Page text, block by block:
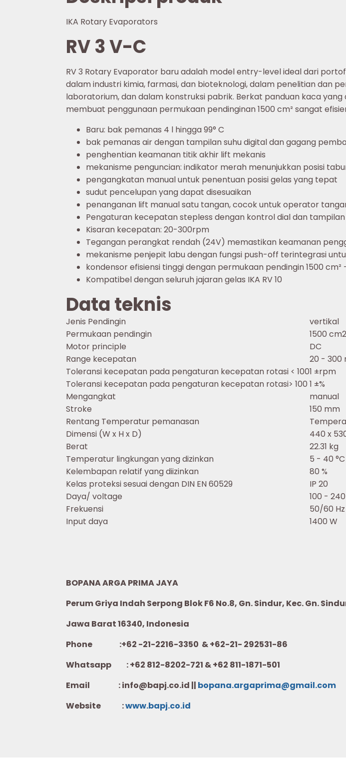
IKA Rotary Evaporators
RV 3 V-C
RV 3 Rotary Evaporator baru adalah model entry-level ideal dari
dalam industri kimia, farmasi, dan bioteknologi, dalam penelitian dan
laboratorium, dan dalam konstruksi pabrik. Berkat panduan kaca
membuat penggunaan permukaan pendinginan 1500 cm² sangat
Baru: bak pemanas 4 l hingga 99° C
bak pemanas air dengan tampilan suhu digital dan gagang
penghentian keamanan titik akhir lift mekanis
mekanisme penguncian: indikator merah menunjukkan posisi
pengangkatan manual untuk penentuan posisi gelas yang tepat
sudut pencelupan yang dapat disesuaikan
penanganan lift manual satu tangan, cocok untuk operator
Pengaturan kecepatan stepless dengan kontrol dial dan
Kisaran kecepatan: 20-300rpm
Tegangan perangkat rendah (24V) memastikan keamanan
mekanisme penjepit labu dengan fungsi push-off terintegrasi
kondensor efisiensi tinggi dengan permukaan pendingin 1500
Kompatibel dengan seluruh jajaran gelas IKA RV 10
Data teknis
Jenis Pendingin
vertikal
Permukaan pendingin
1500 cm2
Motor principle
DC
Range kecepatan
20 - 300
Toleransi kecepatan pada pengaturan kecepatan rotasi < 1001 ±rpm
Toleransi kecepatan pada pengaturan kecepatan rotasi> 100 1 ±%
Mengangkat
manual
Stroke
150 mm
Rentang Temperatur pemanasan
Dimensi (W x H x D)
440 x
Berat
22.31 kg
Temperatur lingkungan yang dizinkan
5 - 40 °C
Kelembapan relatif yang diizinkan
80 %
Kelas proteksi sesuai dengan DIN EN 60529
IP 20
Daya/ voltage
100 -
Frekuensi
50/60 Hz
Input daya
1400 W
BOPANA ARGA PRIMA JAYA
Perum Griya Indah Serpong Blok F6 No.8, Gn. Sindur, Kec. Gn.
Jawa Barat 16340, Indonesia
Phone :+62 -21-2216-3350 & +62-21- 292531-86
Whatsapp :+62 812-8202-721 & +62 811-1871-501
Email : info@bapj.co.id || bopana.argaprima@gmail.com
Website :www.bapj.co.id